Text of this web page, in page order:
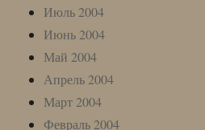
Июль 2004
Июнь 2004
Май 2004
Апрель 2004
Март 2004
Февраль 2004